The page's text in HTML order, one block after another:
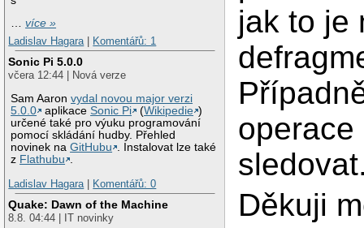
…více »
Ladislav Hagara
Komentářů: 1
Sonic Pi 5.0.0
včera 12:44 | Nová verze
Sam Aaronvydal novou major verzi
5.0.0
aplikaceSonic Pi (Wikipedie )
určené také pro výuku programování
pomocí skládání hudby. Přehled
novinek naGitHubu . Instalovat lze také
z Flathubu .
Ladislav Hagara | Komentářů: 0
Quake: Dawn of the Machine
8.8. 04:44 | IT novinky
jak to je
operace
Děkuji